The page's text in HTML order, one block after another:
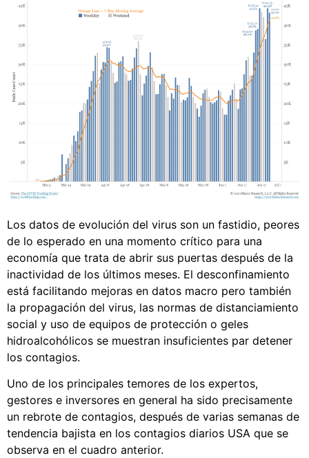
Los datos de evolución del virus son un fastidio, peores
de lo esperado en una momento crítico para una
economía que trata de abrir sus puertas después de la
inactividad de los últimos meses. El desconfinamiento
está facilitando mejoras en datos macro pero también
la propagación del virus, las normas de distanciamiento
social y uso de equipos de protección o geles
hidroalcohólicos se muestran insuficientes par detener
los contagios.
Uno de los principales temores de los expertos,
gestores e inversores en general ha sido precisamente
un rebrote de contagios, después de varias semanas de
tendencia bajista en los contagios diarios USA que se
observa en el cuadro anterior.